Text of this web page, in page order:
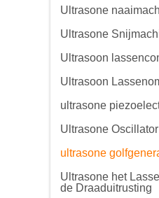
Ultrasone
Ultrasone
Ultrasoon
Ultrasoon
ultrasone
Ultrasone Oscillator
ultrasone
Ultrasone het
de Draaduitrusting